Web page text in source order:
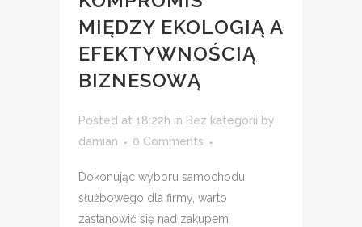
MIĘDZY EKOLOGIĄ A
EFEKTYWNOŚCIĄ
BIZNESOWĄ
Posted at 18:22h in Bez kategorii by
damian
0 Comments
Dokonując wyboru samochodu
służbowego dla firmy, warto
zastanowić się nad zakupem